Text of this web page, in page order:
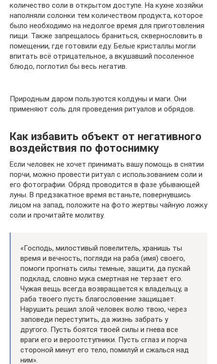
количество соли в открытом доступе. На кухне хозяйки
наполняли солонки тем количеством продукта, которое
было необходимо на недолгое время для приготовления
пищи. Также запрещалось браниться, сквернословить в
помещении, где готовили еду. Белые кристаллы могли
впитать всё отрицательное, а вкушавший посоленное
блюдо, поглотил бы весь негатив.
Природным даром пользуются колдуны и маги. Они
применяют соль для проведения ритуалов и обрядов.
Как избавить объект от негативного
воздействия по фотоснимку
Если человек не хочет принимать вашу помощь в снятии
порчи, можно провести ритуал с использованием соли и
его фотографии. Обряд проводится в фазе убывающей
луны. В предзакатное время встаньте, повернувшись
лицом на запад, положите на фото жертвы чайную ложку
соли и прочитайте молитву.
«Господь, милостивый повелитель, хранишь ты
время и вечность, погляди на раба (имя) своего,
помоги прогнать силы темные, защити, да пускай
подклад, словно мука смертная не терзает его.
Чужая вещь всегда возвращается к владельцу, а
раба твоего пусть благословение защищает.
Нарушить решил злой человек волю твою, через
заповеди переступить, да жизнь забрать у
другого. Пусть боятся твоей силы и гнева все
враги его и вероотступники. Пусть сглаз и порча
стороной минут его тело, помилуй и сжалься над
ним».